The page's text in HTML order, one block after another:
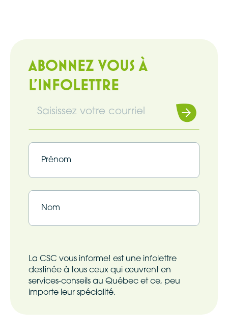
ABONNEZ VOUS À
L'INFOLETTRE
Infolettre
Infolettre
Souscrire
La CSC vous informe! est une infolettre
destinée à tous ceux qui œuvrent en
services-conseils au Québec et ce, peu
importe leur spécialité.